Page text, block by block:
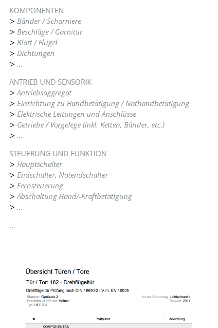
KOMPONENTEN
Bänder / Scharniere
Beschläge / Garnitur
Blatt / Flügel
Dichtungen
...
ANTRIEB UND SENSORIK
Antriebsaggregat
Einrichtung zu Handbetätigung / Nothandbetätigung
Elektrische Leitungen und Anschlüsse
Getriebe / Vorgelege (inkl. Ketten, Bänder, etc.)
...
STEUERUNG UND FUNKTION
Hauptschalter
Endschalter, Notendschalter
Fernsteuerung
Abschaltung Hand/-Kraftbetätigung
...
...